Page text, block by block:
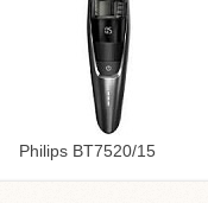
Philips BT7520/15